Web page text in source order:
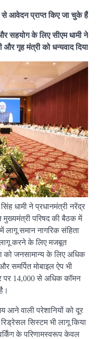
से आवेदन प्राप्त किए जा चुके हैं
सहयोग के लिए सीएम धामी ने
और गृह मंत्री को धन्यवाद दिया
धामी ने प्रधानमंत्री नरेंद्र
मुख्यमंत्री परिषद की बैठक में
लागू समान नागरिक संहिता
करने के लिए मजबूत
को जनसामान्य के लिए अधिक
मोबाइल ऐप भी
पर 14,000 से अधिक कॉमन
आने वाली परेशानियों को दूर
सिस्टम भी लागू किया
के परिणामस्वरूप केवल